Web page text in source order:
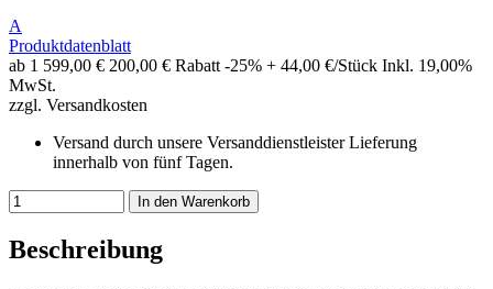
A
Produktdatenblatt
ab 1 599,00 € 200,00 € Rabatt -25% + 44,00 €/Stück Inkl. 19,00%
MwSt.
zzgl. Versandkosten
Versand durch unsere Versanddienstleister Lieferung
innerhalb von fünf Tagen.
In den Warenkorb
Beschreibung